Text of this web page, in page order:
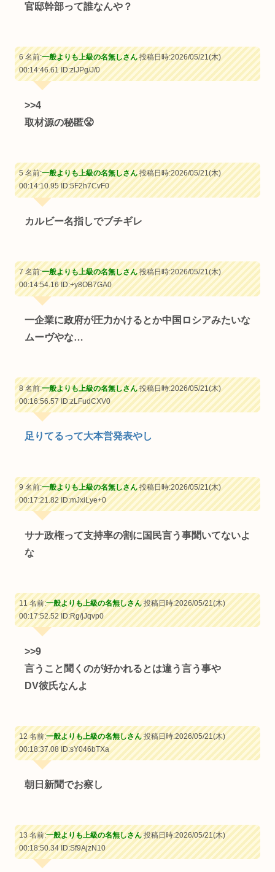
官邸幹部って誰なんや？
6 名前:一般よりも上級の名無しさん投稿日時:2026/05/21(木)
00:14:46.61ID:zlJPg/J/0
>>4
取材源の秘匿😤
5 名前:一般よりも上級の名無しさん投稿日時:2026/05/21(木)
00:14:10.95ID:5F2h7CvF0
カルビー名指しでブチギレ
7 名前:一般よりも上級の名無しさん投稿日時:2026/05/21(木)
00:14:54.16ID:+y8OB7GA0
一企業に政府が圧力かけるとか中国ロシアみたいな
ムーヴやな…
8 名前:一般よりも上級の名無しさん投稿日時:2026/05/21(木)
00:16:56.57ID:zLFudCXV0
足りてるって大本営発表やし
9 名前:一般よりも上級の名無しさん投稿日時:2026/05/21(木)
00:17:21.82ID:mJxiLye+0
サナ政権って支持率の割に国民言う事聞いてないよ
な
11 名前:一般よりも上級の名無しさん投稿日時:2026/05/21(木)
00:17:52.52ID:Rg/jJqvp0
>>9
言うこと聞くのが好かれるとは違う言う事や
DV彼氏なんよ
12 名前:一般よりも上級の名無しさん投稿日時:2026/05/21(木)
00:18:37.08ID:sY046bTXa
朝日新聞でお察し
13 名前:一般よりも上級の名無しさん投稿日時:2026/05/21(木)
00:18:50.34ID:Sf9AjzN10